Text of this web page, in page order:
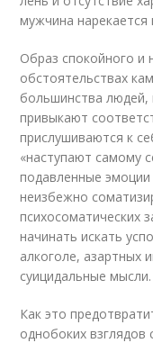
мужчина нарекается
Образ спокойного
обстоятельствах
большинства
привыкают
прислушиваются к
«наступают самому
подавленные
неизбежно
психосоматических
начинать искать
алкоголе, азартных
суицидальные мысли.
Как это
однобоких